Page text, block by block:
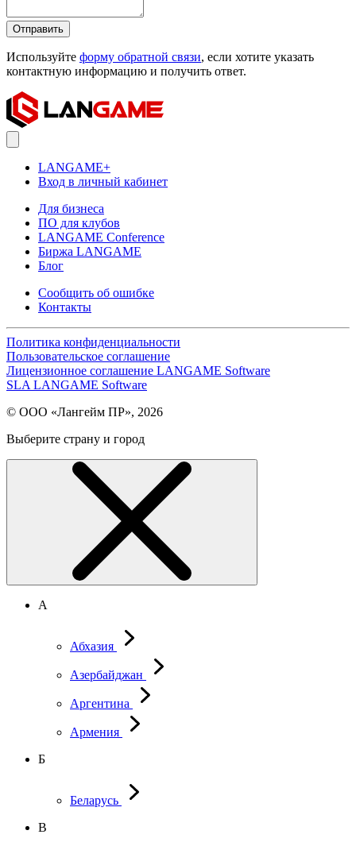
Отправить
Используйте форму обратной связи, если хотите указать
контактную информацию и получить ответ.
LANGAME+
Вход в личный кабинет
Для бизнеса
ПО для клубов
LANGAME Conference
Биржа LANGAME
Блог
Сообщить об ошибке
Контакты
Политика конфиденциальности
Пользовательское соглашение
Лицензионное соглашение LANGAME Software
SLA LANGAME Software
© ООО «Лангейм ПР», 2026
Выберите страну и город
А
Абхазия
Азербайджан
Аргентина
Армения
Б
Беларусь
В